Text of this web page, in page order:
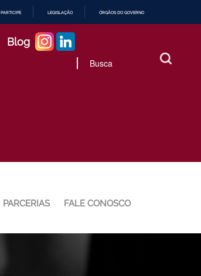
PARTICIPE LEGISLAÇÃO ÓRGÃOS DO GOVERNO
Blog
PARCERIAS FALE CONOSCO